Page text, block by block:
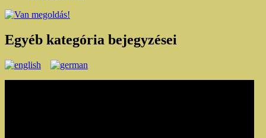
Egyéb kategória bejegyzései